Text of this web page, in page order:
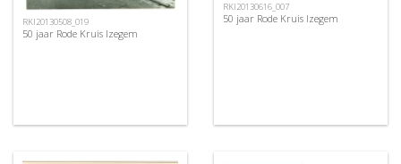
RKI20130508_019
50 jaar Rode Kruis Izegem
RKI20130616_007
50 jaar Rode Kruis Izegem